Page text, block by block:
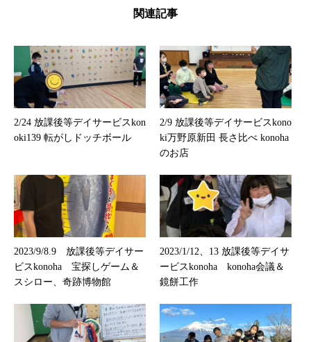
関連記事
2/24 放課後等デイサービスkon
oki139 転がしドッチボール
2/9 放課後等デイサービスkono
ki万野原新田 長さ比べ konoha
のお店
2023/9/8.9 放課後等デイサー
ビスkonoha 宝探しゲーム＆
スシロー、奇跡博物館
2023/1/12、13 放課後等デイサ
ービスkonoha konoha会議＆
鏡餅工作